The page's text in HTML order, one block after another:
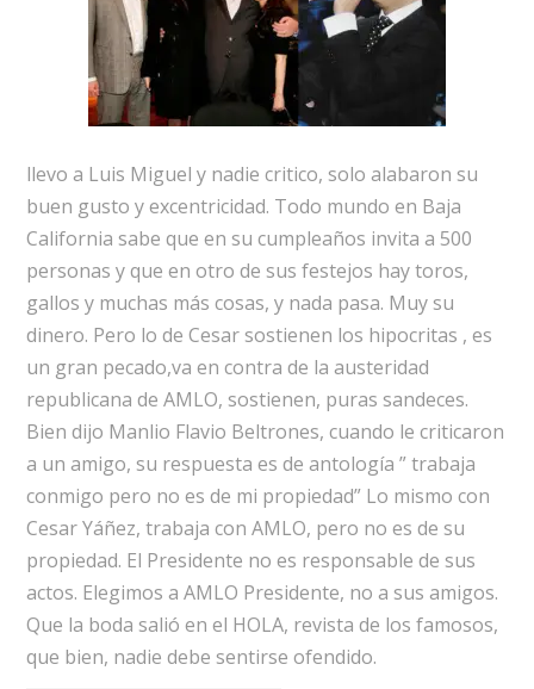
llevo a Luis Miguel y nadie critico, solo alabaron su
buen gusto y excentricidad. Todo mundo en Baja
California sabe que en su cumpleaños invita a 500
personas y que en otro de sus festejos hay toros,
gallos y muchas más cosas, y nada pasa. Muy su
dinero. Pero lo de Cesar sostienen los hipocritas , es
un gran pecado,va en contra de la austeridad
republicana de AMLO, sostienen, puras sandeces.
Bien dijo Manlio Flavio Beltrones, cuando le criticaron
a un amigo, su respuesta es de antología ” trabaja
conmigo pero no es de mi propiedad” Lo mismo con
Cesar Yáñez, trabaja con AMLO, pero no es de su
propiedad. El Presidente no es responsable de sus
actos. Elegimos a AMLO Presidente, no a sus amigos.
Que la boda salió en el HOLA, revista de los famosos,
que bien, nadie debe sentirse ofendido.